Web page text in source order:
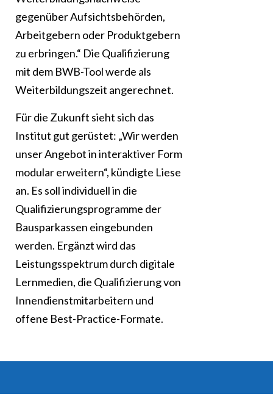
gegenüber Aufsichtsbehörden,
Arbeitgebern oder Produktgebern
zu erbringen.“ Die Qualifizierung
mit dem BWB-Tool werde als
Weiterbildungszeit angerechnet.
Für die Zukunft sieht sich das
Institut gut gerüstet: „Wir werden
unser Angebot in interaktiver Form
modular erweitern“, kündigte Liese
an. Es soll individuell in die
Qualifizierungsprogramme der
Bausparkassen eingebunden
werden. Ergänzt wird das
Leistungsspektrum durch digitale
Lernmedien, die Qualifizierung von
Innendienstmitarbeitern und
offene Best-Practice-Formate.